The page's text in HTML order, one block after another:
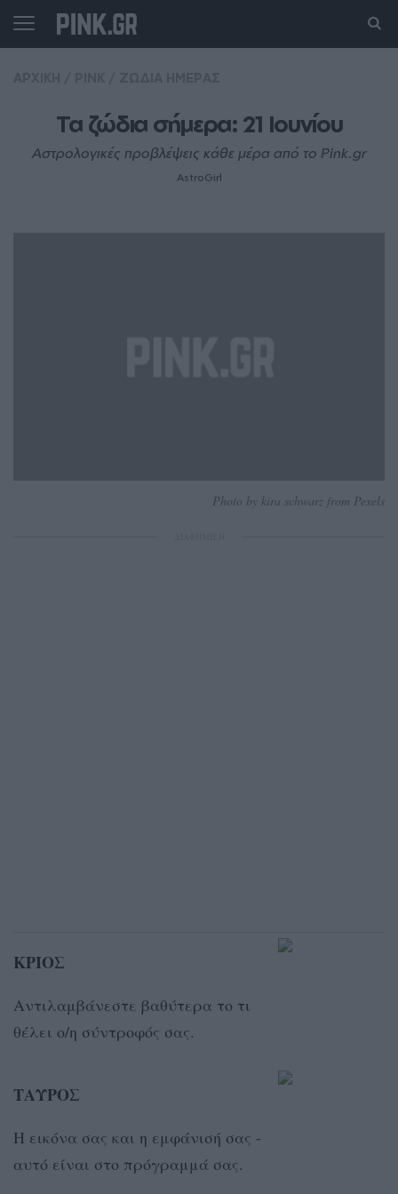
Τα ζώδια σήμερα: 21 Ιουνίου
Αστρολογικές προβλέψεις κάθε μέρα από το Pink.gr
AstroGirl
Photo by kira schwarz from Pexels
ΚΡΙΟΣ
Αντιλαμβάνεστε βαθύτερα το τι
θέλει ο/η σύντροφός σας.
ΤΑΥΡΟΣ
H εικόνα σας και η εμφάνισή σας -
αυτό είναι στο πρόγραμμά σας.